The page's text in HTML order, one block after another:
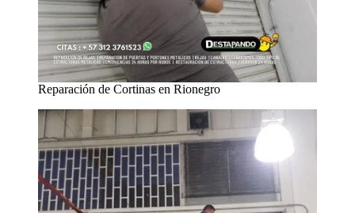
Reparación de Cortinas en Rionegro